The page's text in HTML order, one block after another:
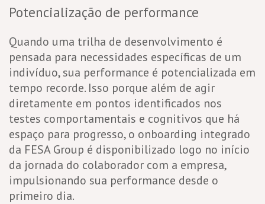
Potencialização de performance
Quando uma trilha de desenvolvimento é
pensada para necessidades específicas de um
indivíduo, sua performance é potencializada em
tempo recorde. Isso porque além de agir
diretamente em pontos identificados nos
testes comportamentais e cognitivos que há
espaço para progresso, o onboarding integrado
da FESA Group é disponibilizado logo no início
da jornada do colaborador com a empresa,
impulsionando sua performance desde o
primeiro dia.